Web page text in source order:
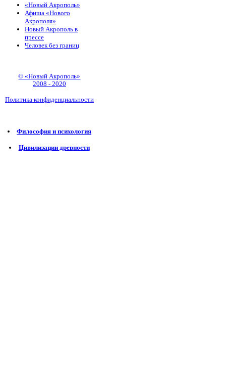
«Новый Акрополь»
Афиша «Нового
Акрополя»
Новый Акрополь в
прессе
Человек без границ
© «Новый Акрополь»
2008 - 2020
Политика конфиденциальности
Философия и психология
Цивилизации древности